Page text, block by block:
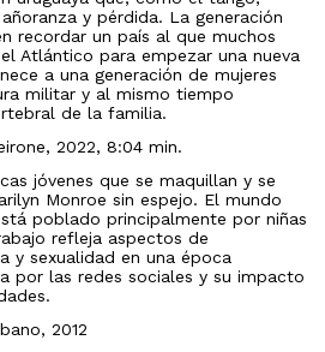
y pérdida. La generación
recordar un país al que muchos
Atlántico para empezar una nueva
a una generación de mujeres
militar y al mismo tiempo
de la familia.
2022, 8:04 min.
jóvenes que se maquillan y se
Monroe sin espejo. El mundo
poblado principalmente por niñas
refleja aspectos de
y sexualidad en una época
por las redes sociales y su impacto
2012